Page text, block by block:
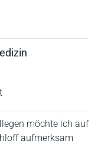
möchte ich auf
aufmerksam